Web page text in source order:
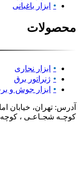
ابزار باغبانی
محصولات
ابزار نجاری
ژنراتور برق
ابزار جوش و
آدرس: تهران، خیابان
کوچـه شجـاعـی ، کوچه